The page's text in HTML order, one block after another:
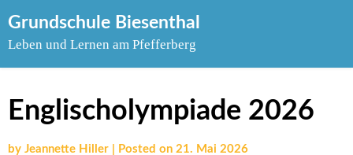
to
Grundschule Biesenthal
Leben und Lernen am Pfefferberg
Englischolympiade 2026
by Jeannette Hiller Posted on 21. Mai 2026